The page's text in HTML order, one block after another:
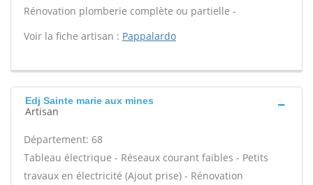
Rénovation plomberie complète ou partielle -
Voir la fiche artisan : Pappalardo
Edj Sainte marie aux mines
Artisan
Département: 68
Tableau électrique - Réseaux courant faibles - Petits
travaux en électricité (Ajout prise) - Rénovation